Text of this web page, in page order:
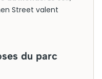
Street valent
du parc